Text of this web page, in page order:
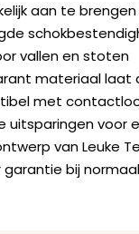
aan te
vallen en stoten
materiaal laat
met
uitsparingen
van Leuke
garantie bij